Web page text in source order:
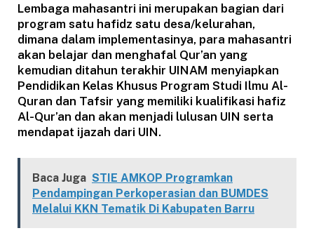
Lembaga mahasantri ini merupakan bagian dari
program satu hafidz satu desa/kelurahan,
dimana dalam implementasinya, para mahasantri
akan belajar dan menghafal Qur’an yang
kemudian ditahun terakhir UINAM menyiapkan
Pendidikan Kelas Khusus Program Studi Ilmu Al-
Quran dan Tafsir yang memiliki kualifikasi hafiz
Al-Qur’an dan akan menjadi lulusan UIN serta
mendapat ijazah dari UIN.
Baca Juga STIE AMKOP Programkan
Pendampingan Perkoperasian dan BUMDES
Melalui KKN Tematik Di Kabupaten Barru